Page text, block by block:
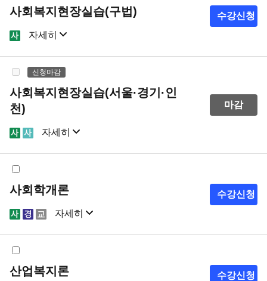
사회복지현장실습(구법)
자세히
샘플강의 강의계획서
수강신청
신청마감
사회복지현장실습(서울·경기·인
천)
자세히
샘플강의 강의계획서
마감
사회학개론
자세히
샘플강의 강의계획서
수강신청
산업복지론 수강신청